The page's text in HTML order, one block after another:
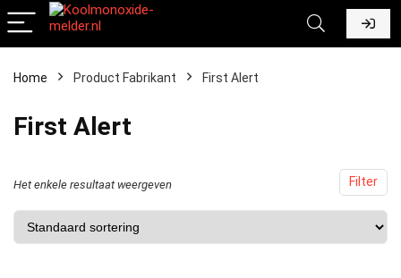
Home Product Fabrikant ‎First Alert
‎First Alert
Filter
Het enkele resultaat weergeven